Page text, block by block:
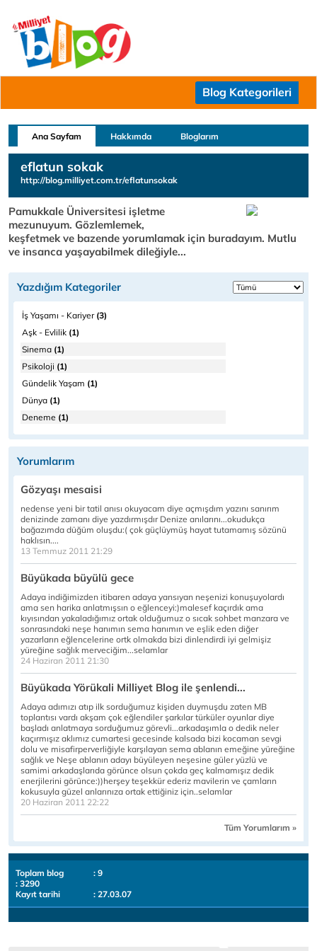
Blog Kategorileri
Ana Sayfam Hakkımda Bloglarım
eflatun sokak
http://blog.milliyet.com.tr/eflatunsokak
Pamukkale Üniversitesi işletme
mezunuyum. Gözlemlemek,
keşfetmek ve bazende yorumlamak için buradayım. Mutlu
ve insanca yaşayabilmek dileğiyle...
Yazdığım Kategoriler
İş Yaşamı - Kariyer(3)
Aşk - Evlilik (1)
Sinema (1)
Psikoloji (1)
Gündelik Yaşam (1)
Dünya (1)
Deneme (1)
Yorumlarım
Gözyaşı mesaisi
nedense yeni bir tatil anısı okuyacam diye açmışdım yazını sanırım
denizinde zamanı diye yazdırmışdır Denize anılarını...okudukça
bağazımda düğüm oluşdu:( çok güçlüymüş hayat tutamamış sözünü
haklısın....
13 Temmuz 2011 21:29
Büyükada büyülü gece
Adaya indiğimizden itibaren adaya yansıyan neşenizi konuşuyolardı
ama sen harika anlatmışsın o eğlenceyi:)malesef kaçırdık ama
kıyısından yakaladığımız ortak olduğumuz o sıcak sohbet manzara ve
sonrasındaki neşe hanımın sema hanımın ve eşlik eden diğer
yazarların eğlencelerine ortk olmakda bizi dinlendirdi iyi gelmişiz
yüreğine sağlık merveciğim...selamlar
24 Haziran 2011 21:30
Büyükada Yörükali Milliyet Blog ile şenlendi...
Adaya adımızı atıp ilk sorduğumuz kişiden duymuşdu zaten MB
toplantısı vardı akşam çok eğlendiler şarkılar türküler oyunlar diye
başladı anlatmaya sorduğumuz görevli...arkadaşımla o dedik neler
kaçırmışız aklımız cumartesi gecesinde kalsada bizi kocaman sevgi
dolu ve misafirperverliğiyle karşılayan sema ablanın emeğine yüreğine
sağlık ve Neşe ablanın adayı büyüleyen neşesine güler yüzlü ve
samimi arkadaşlarıda görünce olsun çokda geç kalmamışız dedik
enerjilerini görünce:))herşey teşekkür ederiz mavilerin ve çamların
kokusuyla güzel anlarınıza ortak ettiğiniz için..selamlar
20 Haziran 2011 22:22
Tüm Yorumlarım »
Toplam blog
: 9
: 3290
Kayıt tarihi
: 27.03.07